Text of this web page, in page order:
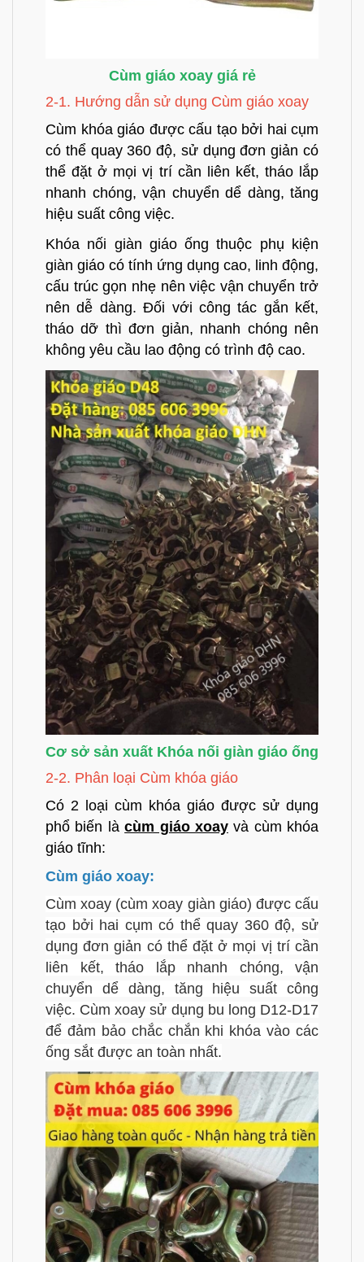
Cùm giáo xoay giá rẻ
2-1. Hướng dẫn sử dụng Cùm giáo xoay
Cùm khóa giáo được cấu tạo bởi hai cụm
có thể quay 360 độ, sử dụng đơn giản có
thể đặt ở mọi vị trí cần liên kết, tháo lắp
nhanh chóng, vận chuyển dể dàng, tăng
hiệu suất công việc.
Khóa nối giàn giáo ống thuộc phụ kiện
giàn giáo có tính ứng dụng cao, linh động,
cấu trúc gọn nhẹ nên việc vận chuyển trở
nên dễ dàng. Đối với công tác gắn kết,
tháo dỡ thì đơn giản, nhanh chóng nên
không yêu cầu lao động có trình độ cao.
Cơ sở sản xuất Khóa nối giàn giáo ống
2-2. Phân loại Cùm khóa giáo
Có 2 loại cùm khóa giáo được sử dụng
phổ biến làcùm giáo xoayvà cùm khóa
giáo tĩnh:
Cùm giáo xoay:
Cùm xoay (cùm xoay giàn giáo) được cấu
tạo bởi hai cụm có thể quay 360 độ, sử
dụng đơn giản có thể đặt ở mọi vị trí cần
liên kết, tháo lắp nhanh chóng, vận
chuyển dể dàng, tăng hiệu suất công
việc. Cùm xoay sử dụng bu long D12-D17
để đảm bảo chắc chắn khi khóa vào các
ống sắt được an toàn nhất.